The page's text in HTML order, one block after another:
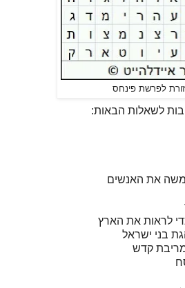
לפרשת פינחס
לשאלות הבאות: